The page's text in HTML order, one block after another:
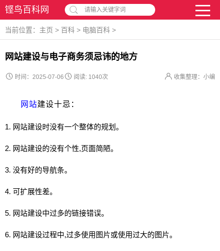
铿鸟百科网 请输入关键字词
当前位置： 主页 > 百科 > 电脑百科 >
网站建设与电子商务须忌讳的地方
时间：2025-07-06 收集整理：小编
阅读: 1040次
网站建设十忌：
1. 网站建设时没有一个整体的规划。
2. 网站建设的没有个性,页面简陋。
3. 没有好的导航条。
4. 可扩展性差。
5. 网站建设中过多的链接错误。
6. 网站建设过程中,过多使用图片或使用过大的图片。